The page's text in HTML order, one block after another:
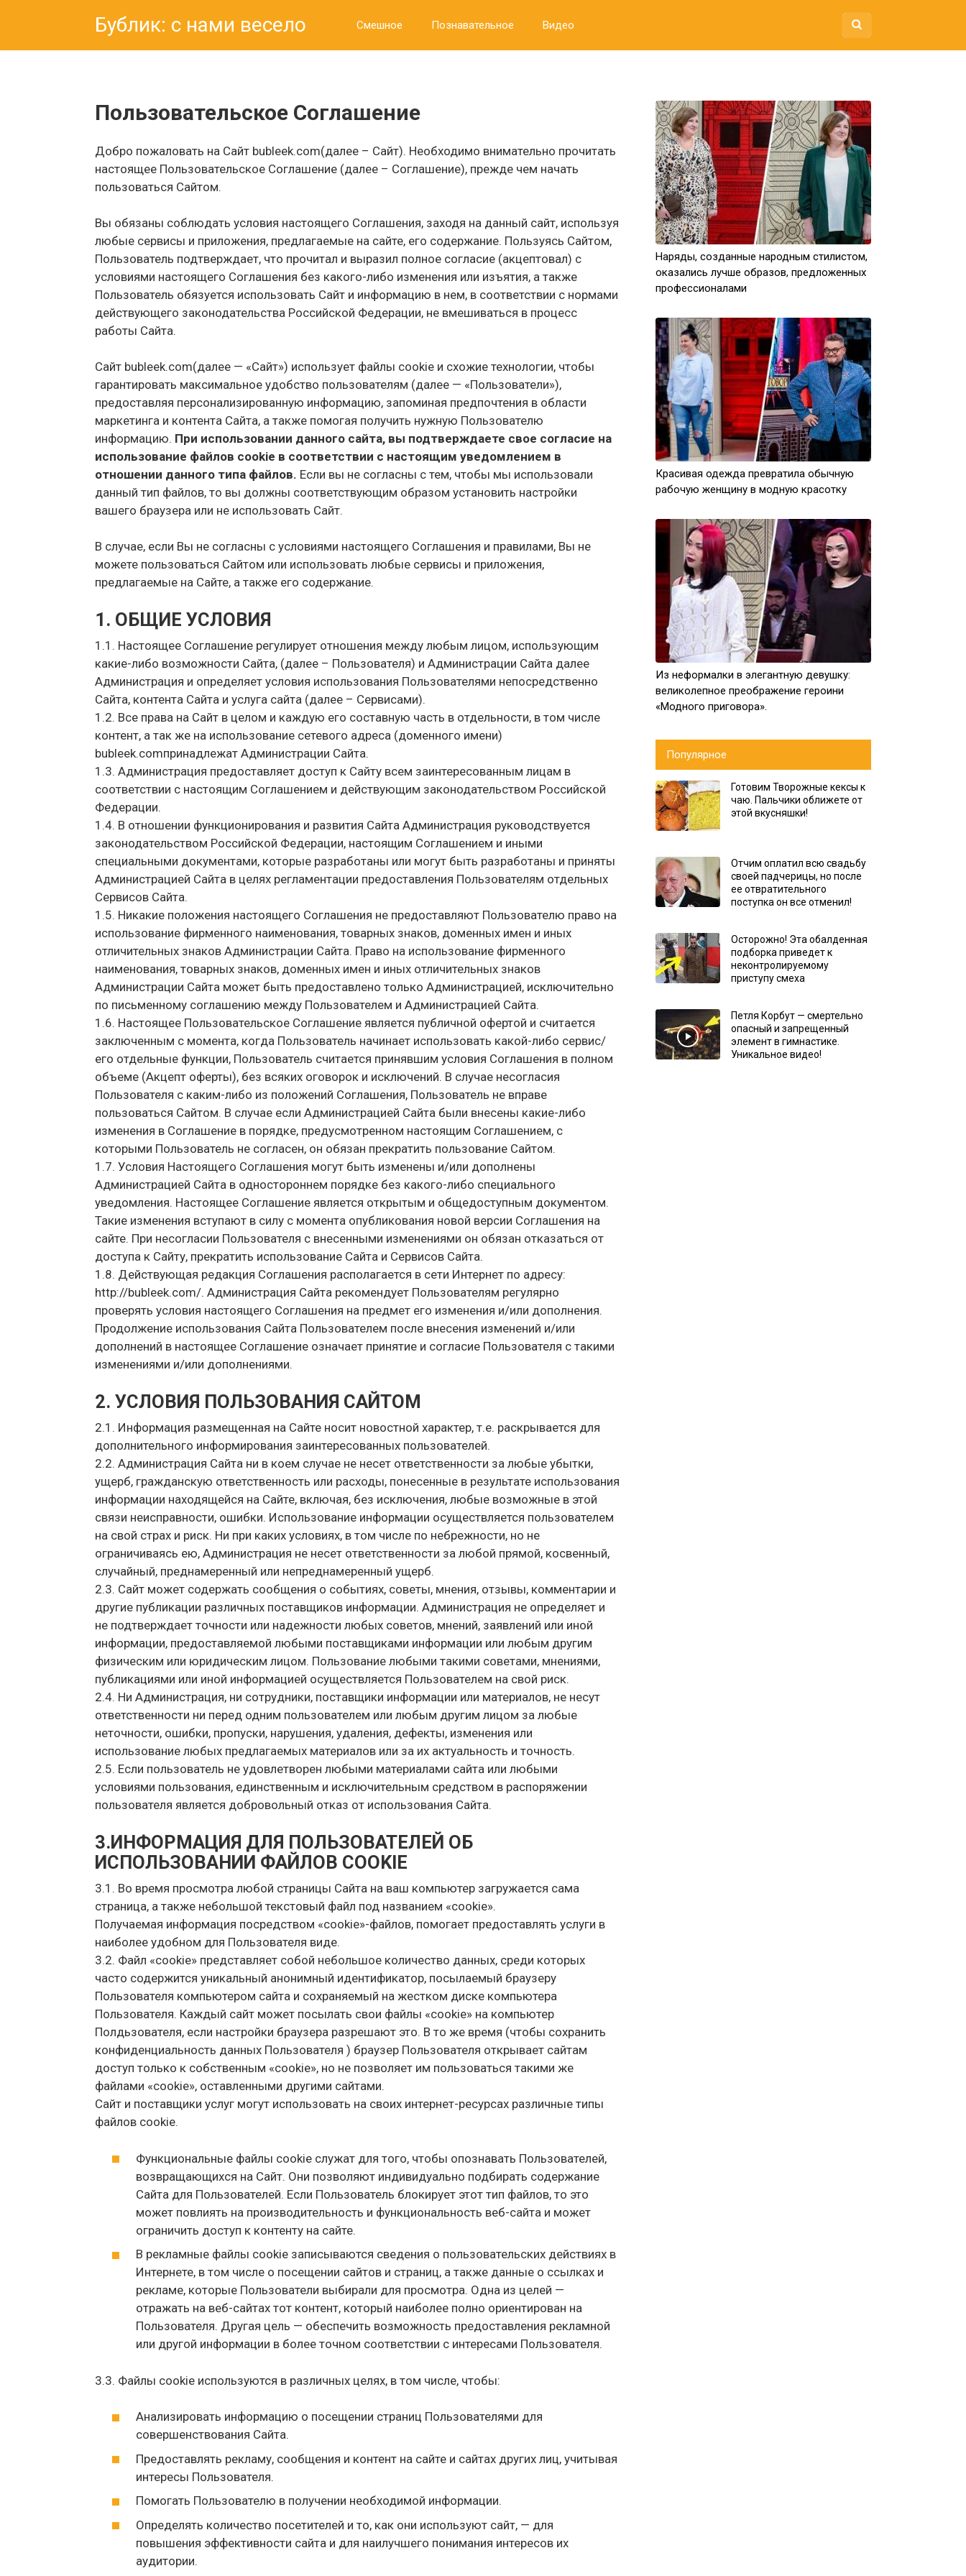
Бублик: с нами весело Смешное Познавательное Видео
Пользовательское Соглашение
Добро пожаловать на Сайт bubleek.com(далее – Сайт). Необходимо внимательно прочитать
настоящее Пользовательское Соглашение (далее – Соглашение), прежде чем начать
пользоваться Сайтом.
Вы обязаны соблюдать условия настоящего Соглашения, заходя на данный сайт, используя
любые сервисы и приложения, предлагаемые на сайте, его содержание. Пользуясь Сайтом,
Пользователь подтверждает, что прочитал и выразил полное согласие (акцептовал) с
условиями настоящего Соглашения без какого-либо изменения или изъятия, а также
Пользователь обязуется использовать Сайт и информацию в нем, в соответствии с нормами
действующего законодательства Российской Федерации, не вмешиваться в процесс
работы Сайта.
Сайт bubleek.com(далее — «Сайт») использует файлы cookie и схожие технологии, чтобы
гарантировать максимальное удобство пользователям (далее — «Пользователи»),
предоставляя персонализированную информацию, запоминая предпочтения в области
маркетинга и контента Сайта, а также помогая получить нужную Пользователю
информацию. При использовании данного сайта, вы подтверждаете свое согласие на
использование файлов cookie в соответствии с настоящим уведомлением в
отношении данного типа файлов. Если вы не согласны с тем, чтобы мы использовали
данный тип файлов, то вы должны соответствующим образом установить настройки
вашего браузера или не использовать Сайт.
В случае, если Вы не согласны с условиями настоящего Соглашения и правилами, Вы не
можете пользоваться Сайтом или использовать любые сервисы и приложения,
предлагаемые на Сайте, а также его содержание.
1. ОБЩИЕ УСЛОВИЯ
1.1. Настоящее Соглашение регулирует отношения между любым лицом, использующим
какие-либо возможности Сайта, (далее – Пользователя) и Администрации Сайта далее
Администрация и определяет условия использования Пользователями непосредственно
Сайта, контента Сайта и услуга сайта (далее – Сервисами).
1.2. Все права на Сайт в целом и каждую его составную часть в отдельности, в том числе
контент, а так же на использование сетевого адреса (доменного имени)
bubleek.comпринадлежат Администрации Сайта.
1.3. Администрация предоставляет доступ к Сайту всем заинтересованным лицам в
соответствии с настоящим Соглашением и действующим законодательством Российской
Федерации.
1.4. В отношении функционирования и развития Сайта Администрация руководствуется
законодательством Российской Федерации, настоящим Соглашением и иными
специальными документами, которые разработаны или могут быть разработаны и приняты
Администрацией Сайта в целях регламентации предоставления Пользователям отдельных
Сервисов Сайта.
1.5. Никакие положения настоящего Соглашения не предоставляют Пользователю право на
использование фирменного наименования, товарных знаков, доменных имен и иных
отличительных знаков Администрации Сайта. Право на использование фирменного
наименования, товарных знаков, доменных имен и иных отличительных знаков
Администрации Сайта может быть предоставлено только Администрацией, исключительно
по письменному соглашению между Пользователем и Администрацией Сайта.
1.6. Настоящее Пользовательское Соглашение является публичной офертой и считается
заключенным с момента, когда Пользователь начинает использовать какой-либо сервис/
его отдельные функции, Пользователь считается принявшим условия Соглашения в полном
объеме (Акцепт оферты), без всяких оговорок и исключений. В случае несогласия
Пользователя с каким-либо из положений Соглашения, Пользователь не вправе
пользоваться Сайтом. В случае если Администрацией Сайта были внесены какие-либо
изменения в Соглашение в порядке, предусмотренном настоящим Соглашением, с
которыми Пользователь не согласен, он обязан прекратить пользование Сайтом.
1.7. Условия Настоящего Соглашения могут быть изменены и/или дополнены
Администрацией Сайта в одностороннем порядке без какого-либо специального
уведомления. Настоящее Соглашение является открытым и общедоступным документом.
Такие изменения вступают в силу с момента опубликования новой версии Соглашения на
сайте. При несогласии Пользователя с внесенными изменениями он обязан отказаться от
доступа к Сайту, прекратить использование Сайта и Сервисов Сайта.
1.8. Действующая редакция Соглашения располагается в сети Интернет по адресу:
http://bubleek.com/. Администрация Сайта рекомендует Пользователям регулярно
проверять условия настоящего Соглашения на предмет его изменения и/или дополнения.
Продолжение использования Сайта Пользователем после внесения изменений и/или
дополнений в настоящее Соглашение означает принятие и согласие Пользователя с такими
изменениями и/или дополнениями.
2. УСЛОВИЯ ПОЛЬЗОВАНИЯ САЙТОМ
2.1. Информация размещенная на Сайте носит новостной характер, т.е. раскрывается для
дополнительного информирования заинтересованных пользователей.
2.2. Администрация Сайта ни в коем случае не несет ответственности за любые убытки,
ущерб, гражданскую ответственность или расходы, понесенные в результате использования
информации находящейся на Сайте, включая, без исключения, любые возможные в этой
связи неисправности, ошибки. Использование информации осуществляется пользователем
на свой страх и риск. Ни при каких условиях, в том числе по небрежности, но не
ограничиваясь ею, Администрация не несет ответственности за любой прямой, косвенный,
случайный, преднамеренный или непреднамеренный ущерб.
2.3. Сайт может содержать сообщения о событиях, советы, мнения, отзывы, комментарии и
другие публикации различных поставщиков информации. Администрация не определяет и
не подтверждает точности или надежности любых советов, мнений, заявлений или иной
информации, предоставляемой любыми поставщиками информации или любым другим
физическим или юридическим лицом. Пользование любыми такими советами, мнениями,
публикациями или иной информацией осуществляется Пользователем на свой риск.
2.4. Ни Администрация, ни сотрудники, поставщики информации или материалов, не несут
ответственности ни перед одним пользователем или любым другим лицом за любые
неточности, ошибки, пропуски, нарушения, удаления, дефекты, изменения или
использование любых предлагаемых материалов или за их актуальность и точность.
2.5. Если пользователь не удовлетворен любыми материалами сайта или любыми
условиями пользования, единственным и исключительным средством в распоряжении
пользователя является добровольный отказ от использования Сайта.
3.ИНФОРМАЦИЯ ДЛЯ ПОЛЬЗОВАТЕЛЕЙ ОБ
ИСПОЛЬЗОВАНИИ ФАЙЛОВ COOKIE
3.1. Во время просмотра любой страницы Сайта на ваш компьютер загружается сама
страница, а также небольшой текстовый файл под названием «cookie».
Получаемая информация посредством «cookie»-файлов, помогает предоставлять услуги в
наиболее удобном для Пользователя виде.
3.2. Файл «cookie» представляет собой небольшое количество данных, среди которых
часто содержится уникальный анонимный идентификатор, посылаемый браузеру
Пользователя компьютером сайта и сохраняемый на жестком диске компьютера
Пользователя. Каждый сайт может посылать свои файлы «cookie» на компьютер
Полдьзователя, если настройки браузера разрешают это. В то же время (чтобы сохранить
конфиденциальность данных Пользователя ) браузер Пользователя открывает сайтам
доступ только к собственным «cookie», но не позволяет им пользоваться такими же
файлами «cookie», оставленными другими сайтами.
Сайт и поставщики услуг могут использовать на своих интернет-ресурсах различные типы
файлов cookie.
Функциональные файлы cookie служат для того, чтобы опознавать Пользователей,
возвращающихся на Сайт. Они позволяют индивидуально подбирать содержание
Сайта для Пользователей. Если Пользователь блокирует этот тип файлов, то это
может повлиять на производительность и функциональность веб-сайта и может
ограничить доступ к контенту на сайте.
В рекламные файлы cookie записываются сведения о пользовательских действиях в
Интернете, в том числе о посещении сайтов и страниц, а также данные о ссылках и
рекламе, которые Пользователи выбирали для просмотра. Одна из целей —
отражать на веб-сайтах тот контент, который наиболее полно ориентирован на
Пользователя. Другая цель — обеспечить возможность предоставления рекламной
или другой информации в более точном соответствии с интересами Пользователя.
3.3. Файлы cookie используются в различных целях, в том числе, чтобы:
Анализировать информацию о посещении страниц Пользователями для
совершенствования Сайта.
Предоставлять рекламу, сообщения и контент на сайте и сайтах других лиц, учитывая
интересы Пользователя.
Помогать Пользователю в получении необходимой информации.
Определять количество посетителей и то, как они используют сайт, — для
повышения эффективности сайта и для наилучшего понимания интересов их
аудитории.
Наряды, созданные народным стилистом,
оказались лучше образов, предложенных
профессионалами
Красивая одежда превратила обычную
рабочую женщину в модную красотку
Из неформалки в элегантную девушку:
великолепное преображение героини
«Модного приговора».
Популярное
Готовим Творожные кексы к
чаю. Пальчики оближете от
этой вкусняшки!
Отчим оплатил всю свадьбу
своей падчерицы, но после
ее отвратительного
поступка он все отменил!
Осторожно! Эта обалденная
подборка приведет к
неконтролируемому
приступу смеха
Петля Корбут — смертельно
опасный и запрещенный
элемент в гимнастике.
Уникальное видео!